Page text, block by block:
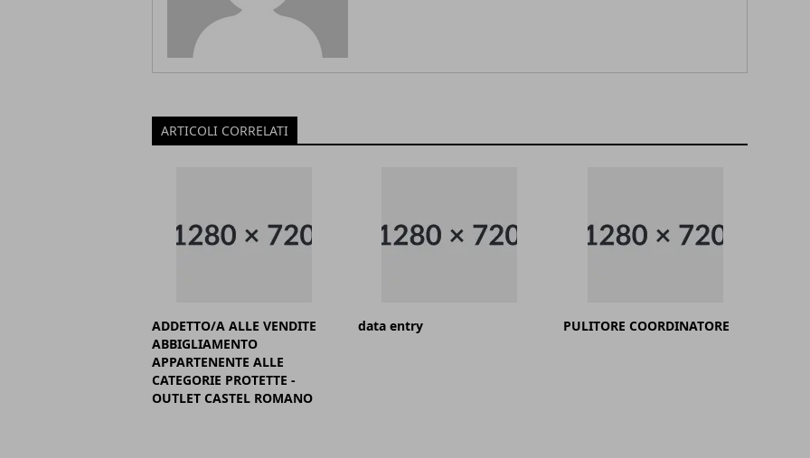
ARTICOLI CORRELATI
ADDETTO/A ALLE VENDITE
ABBIGLIAMENTO
APPARTENENTE ALLE
CATEGORIE PROTETTE -
OUTLET CASTEL ROMANO
data entry PULITORE COORDINATORE